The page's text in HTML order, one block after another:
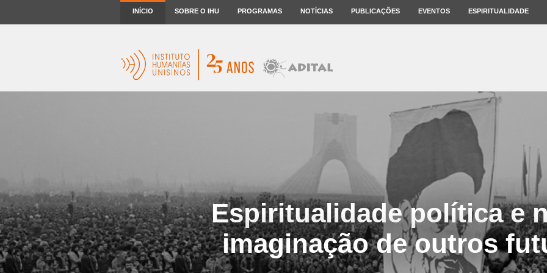
INÍCIO SOBRE O IHU PROGRAMAS NOTÍCIAS PUBLICAÇÕES EVENTOS ESPIRITUALIDADE
Espiritualidade política e
imaginação de outros